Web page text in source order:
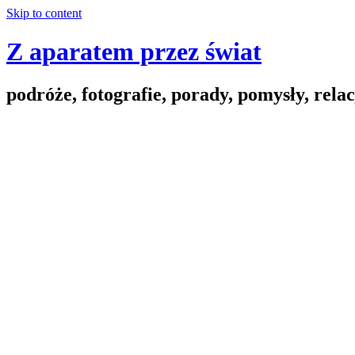
Skip to content
Z aparatem przez świat
podróże, fotografie, porady, pomysły,